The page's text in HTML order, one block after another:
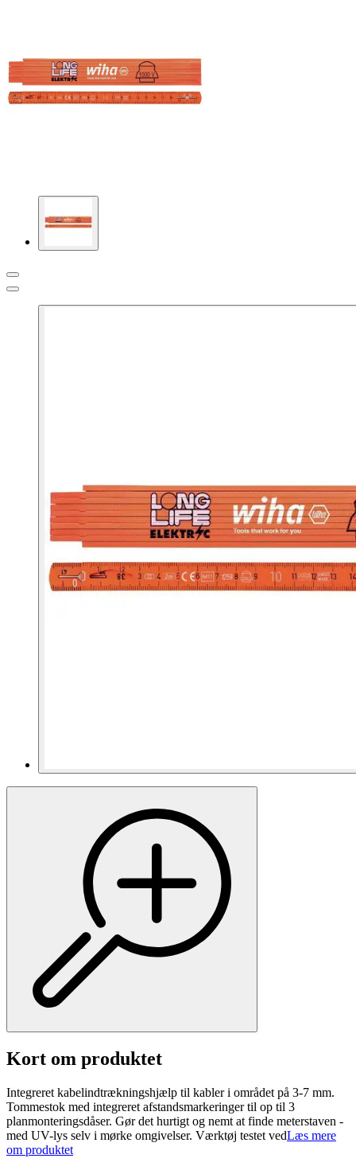
Kort om produktet
Integreret kabelindtrækningshjælp til kabler i området på 3-7 mm.
Tommestok med integreret afstandsmarkeringer til op til 3
planmonteringsdåser. Gør det hurtigt og nemt at finde meterstaven -
med UV-lys selv i mørke omgivelser. Værktøj testet vedLæs mere
om produktet